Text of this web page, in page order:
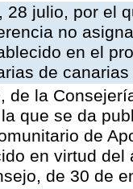
28 julio, por el
no
en el
de canarias
de la
que se da
de
en virtud
de 30 de